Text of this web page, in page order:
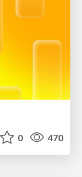
0 470